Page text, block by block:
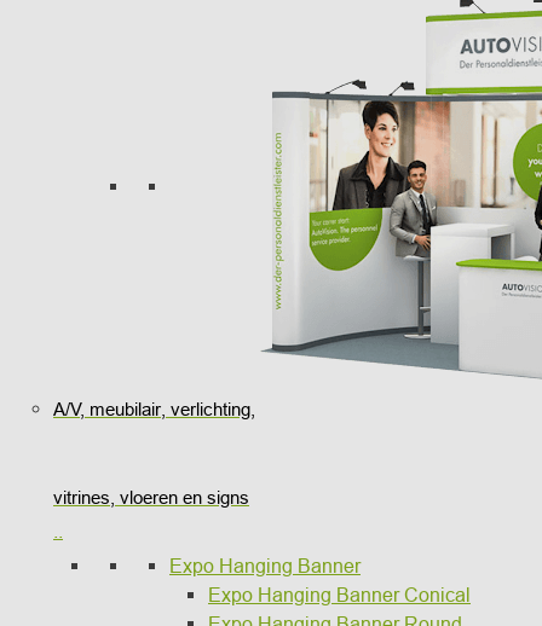
A/V, meubilair, verlichting,
vitrines, vloeren en signs
Expo Hanging Banner
Expo Hanging Banner Conical